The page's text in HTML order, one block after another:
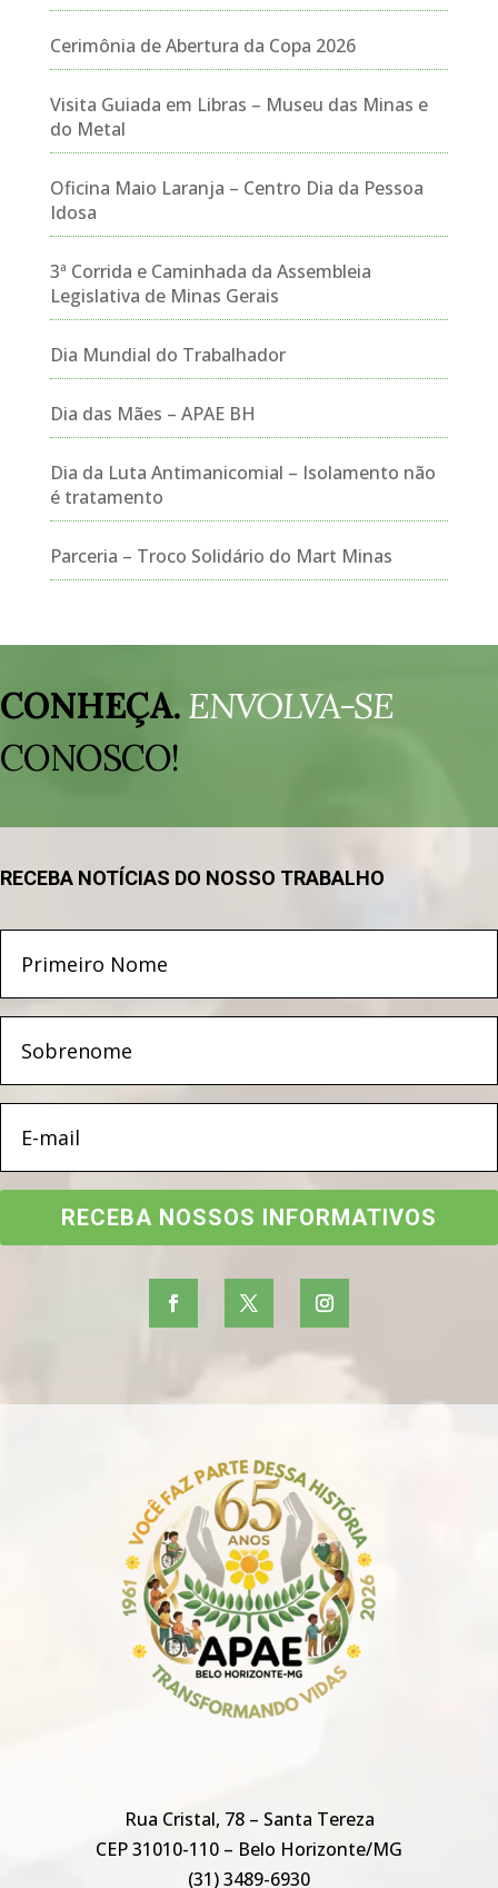
Cerimônia de Abertura da Copa 2026
Visita Guiada em Libras – Museu das Minas e
do Metal
Oficina Maio Laranja – Centro Dia da Pessoa
Idosa
3ª Corrida e Caminhada da Assembleia
Legislativa de Minas Gerais
Dia Mundial do Trabalhador
Dia das Mães – APAE BH
Dia da Luta Antimanicomial – Isolamento não
é tratamento
Parceria – Troco Solidário do Mart Minas
de
vídeo
CONHEÇA.ENVOLVA-SE
CONOSCO!
RECEBA NOTÍCIAS DO NOSSO TRABALHO
RECEBA NOSSOS INFORMATIVOS
Rua Cristal, 78 – Santa Tereza
CEP 31010-110 – Belo Horizonte/MG
(31) 3489-6930